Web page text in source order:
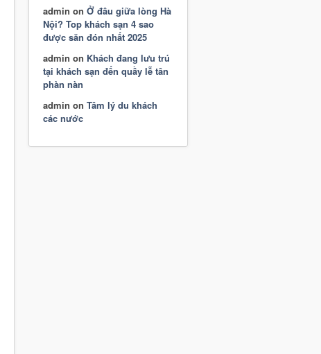
admin on Ở đâu giữa lòng Hà
Nội? Top khách sạn 4 sao
được săn đón nhất 2025
admin on Khách đang lưu trú
tại khách sạn đến quầy lễ tân
phàn nàn
admin on Tâm lý du khách
các nước